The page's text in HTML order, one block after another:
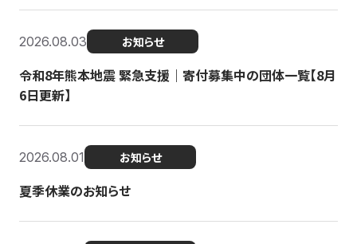
2026.08.03 お知らせ
令和8年熊本地震 緊急支援｜寄付募集中の団体一覧【8月
6日更新】
2026.08.01 お知らせ
夏季休業のお知らせ